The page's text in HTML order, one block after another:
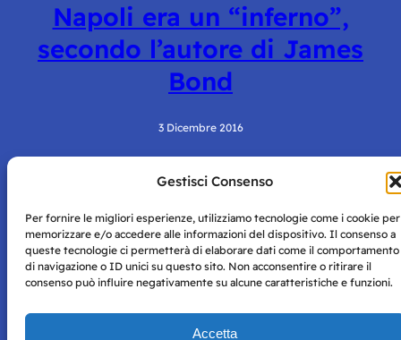
Gestisci Consenso
Per fornire le migliori esperienze, utilizziamo tecnologie come i cookie per
memorizzare e/o accedere alle informazioni del dispositivo. Il consenso a
queste tecnologie ci permetterà di elaborare dati come il comportamento
di navigazione o ID unici su questo sito. Non acconsentire o ritirare il
consenso può influire negativamente su alcune caratteristiche e funzioni.
Accetta
Napoli era un “inferno”,
secondo l’autore di James
Bond
3 Dicembre 2016
Napoli con autorizzazione numero 38 del 25/9/2019.
Tutte le immagini e i contenuti su questo sito sono forniti